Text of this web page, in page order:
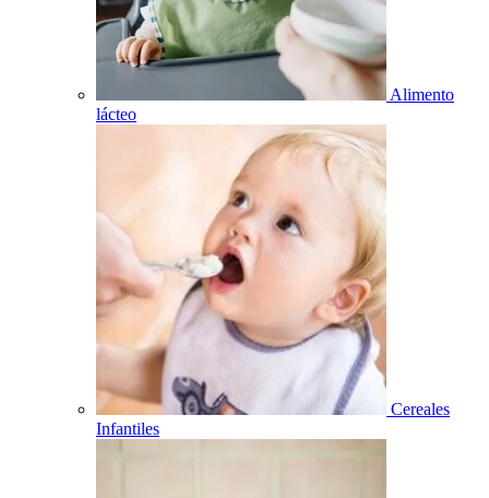
Alimento
lácteo
Cereales
Infantiles